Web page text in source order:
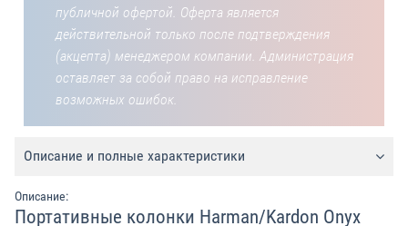
публичной офертой. Оферта является
действительной только после подтверждения
(акцепта) менеджером компании. Администрация
оставляет за собой право на исправление
возможных ошибок.
Описание и полные характеристики
Описание:
Портативные колонки Harman/Kardon Onyx